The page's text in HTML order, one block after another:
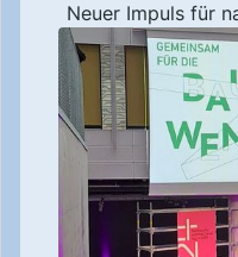
Neuer Impuls für